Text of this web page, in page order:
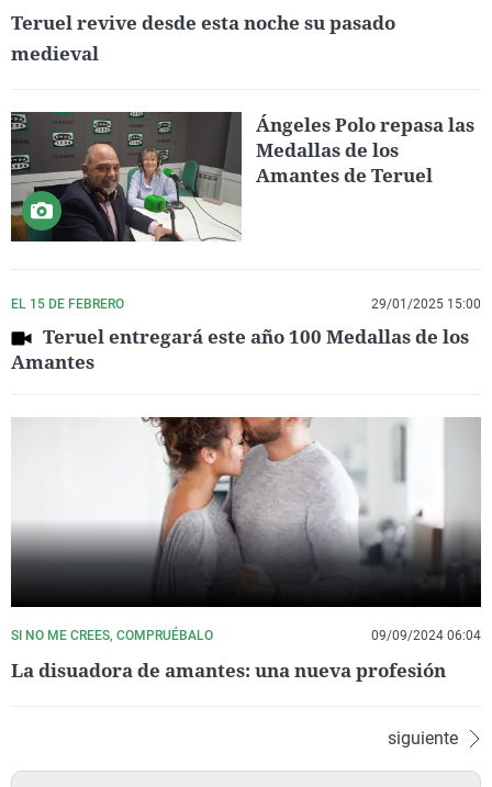
Teruel revive desde esta noche su pasado
medieval
Ángeles Polo repasa las
Medallas de los
Amantes de Teruel
EL 15 DE FEBRERO 29/01/2025 15:00
Teruel entregará este año 100 Medallas de los
Amantes
SI NO ME CREES, COMPRUÉBALO 09/09/2024 06:04
La disuadora de amantes: una nueva profesión
siguiente